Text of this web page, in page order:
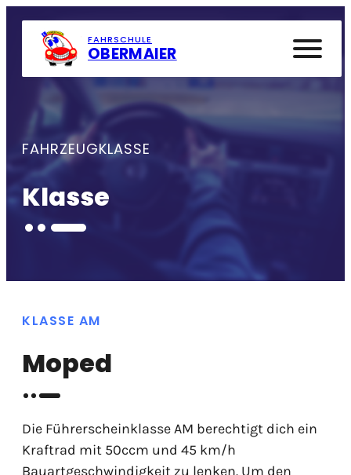
FAHRSCHULE
OBERMAIER
KONTAKT
FAHRZEUGKLASSE
Klasse
KLASSE AM
Moped
Die Führerscheinklasse AM berechtigt dich ein
Kraftrad mit 50ccm und 45 km/h
Bauartgeschwindigkeit zu lenken. Um den